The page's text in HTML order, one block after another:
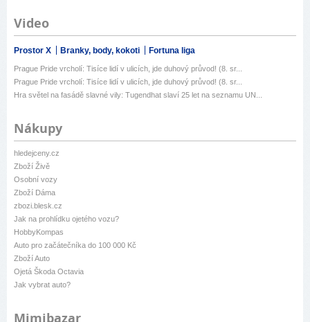
Video
Prostor X Branky, body, kokoti Fortuna liga
Prague Pride vrcholí: Tisíce lidí v ulicích, jde duhový průvod! (8. sr...
Prague Pride vrcholí: Tisíce lidí v ulicích, jde duhový průvod! (8. sr...
Hra světel na fasádě slavné vily: Tugendhat slaví 25 let na seznamu UN...
Nákupy
hledejceny.cz
Zboží Živě
Osobní vozy
Zboží Dáma
zbozi.blesk.cz
Jak na prohlídku ojetého vozu?
HobbyKompas
Auto pro začátečníka do 100 000 Kč
Zboží Auto
Ojetá Škoda Octavia
Jak vybrat auto?
Mimibazar